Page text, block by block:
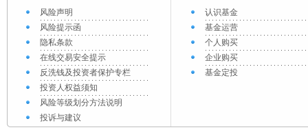
风险声明
风险提示函
隐私条款
在线交易安全提示
反洗钱及投资者保护专栏
投资人权益须知
风险等级划分方法说明
投诉与建议
认识基金
基金运营
个人购买
企业购买
基金定投